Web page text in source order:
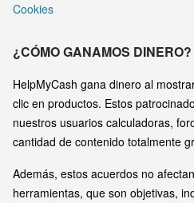
Cookies
¿CÓMO GANAMOS DINERO?
HelpMyCash gana dinero al
clic en productos. Estos
nuestros usuarios calculadoras,
cantidad de contenido totalmente
Además, estos acuerdos no
herramientas, que son objetivas,